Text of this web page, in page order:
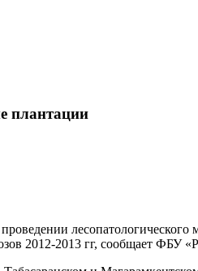
плантации
2012-2013 гг, сообщает ФБУ